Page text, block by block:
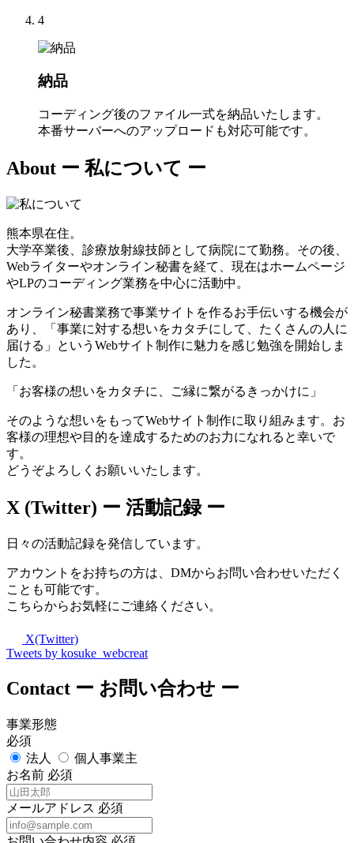
4
納品
コーディング後のファイル一式を納品いたします。
本番サーバーへのアップロードも対応可能です。
About ー 私について ー
熊本県在住。
大学卒業後、診療放射線技師として病院にて勤務。その後、
Webライターやオンライン秘書を経て、現在はホームページ
やLPのコーディング業務を中心に活動中。
オンライン秘書業務で事業サイトを作るお手伝いする機会が
あり、「事業に対する想いをカタチにして、たくさんの人に
届ける」というWebサイト制作に魅力を感じ勉強を開始しま
した。
「お客様の想いをカタチに、ご縁に繋がるきっかけに」
そのような想いをもってWebサイト制作に取り組みます。お
客様の理想や目的を達成するためのお力になれると幸いで
す。
どうぞよろしくお願いいたします。
X (Twitter) ー 活動記録 ー
日々の活動記録を発信しています。
アカウントをお持ちの方は、DMからお問い合わせいただく
ことも可能です。
こちらからお気軽にご連絡ください。
X(Twitter)
Tweets by kosuke_webcreat
Contact ー お問い合わせ ー
事業形態
必須
法人
個人事業主
お名前 必須
メールアドレス 必須